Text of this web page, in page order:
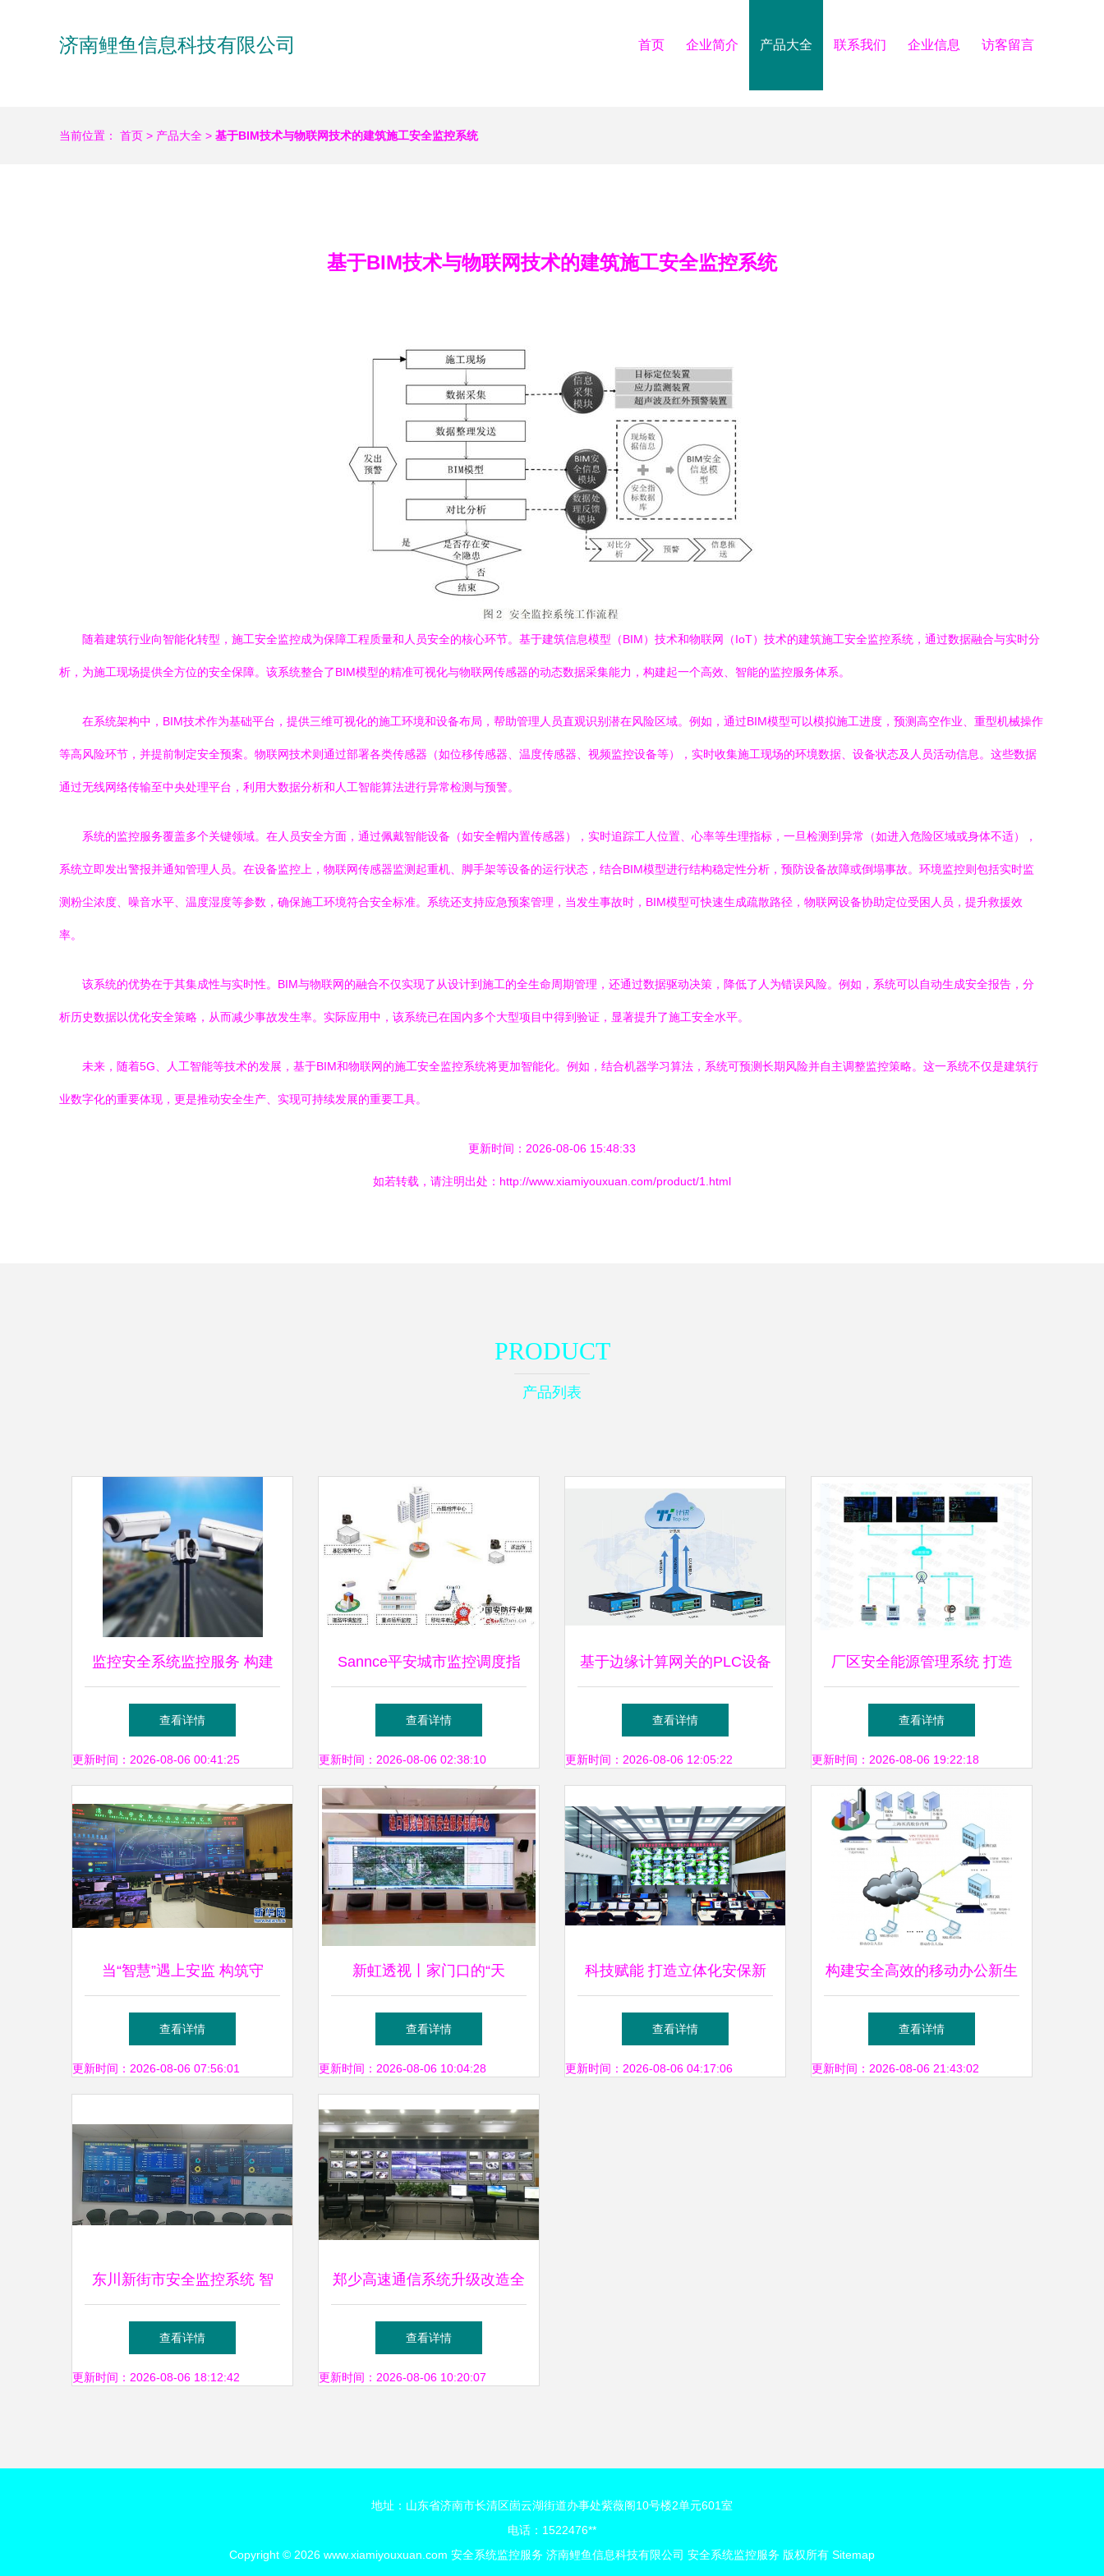
济南鲤鱼信息科技有限公司 首页 企业简介 产品大全 联系我们 企业信息 访客留言
当前位置： 首页 > 产品大全 > 基于BIM技术与物联网技术的建筑施工安全监控系统
基于BIM技术与物联网技术的建筑施工安全监控系统
随着建筑行业向智能化转型，施工安全监控成为保障工程质量和人员安全的核心环节。基于建筑信息模型（BIM）技术和物联网（IoT）技术的建筑施工安全监控系统，通过数据融合与实时分
析，为施工现场提供全方位的安全保障。该系统整合了BIM模型的精准可视化与物联网传感器的动态数据采集能力，构建起一个高效、智能的监控服务体系。
在系统架构中，BIM技术作为基础平台，提供三维可视化的施工环境和设备布局，帮助管理人员直观识别潜在风险区域。例如，通过BIM模型可以模拟施工进度，预测高空作业、重型机械操作
等高风险环节，并提前制定安全预案。物联网技术则通过部署各类传感器（如位移传感器、温度传感器、视频监控设备等），实时收集施工现场的环境数据、设备状态及人员活动信息。这些数据
通过无线网络传输至中央处理平台，利用大数据分析和人工智能算法进行异常检测与预警。
系统的监控服务覆盖多个关键领域。在人员安全方面，通过佩戴智能设备（如安全帽内置传感器），实时追踪工人位置、心率等生理指标，一旦检测到异常（如进入危险区域或身体不适），
系统立即发出警报并通知管理人员。在设备监控上，物联网传感器监测起重机、脚手架等设备的运行状态，结合BIM模型进行结构稳定性分析，预防设备故障或倒塌事故。环境监控则包括实时监
测粉尘浓度、噪音水平、温度湿度等参数，确保施工环境符合安全标准。系统还支持应急预案管理，当发生事故时，BIM模型可快速生成疏散路径，物联网设备协助定位受困人员，提升救援效
率。
该系统的优势在于其集成性与实时性。BIM与物联网的融合不仅实现了从设计到施工的全生命周期管理，还通过数据驱动决策，降低了人为错误风险。例如，系统可以自动生成安全报告，分
析历史数据以优化安全策略，从而减少事故发生率。实际应用中，该系统已在国内多个大型项目中得到验证，显著提升了施工安全水平。
未来，随着5G、人工智能等技术的发展，基于BIM和物联网的施工安全监控系统将更加智能化。例如，结合机器学习算法，系统可预测长期风险并自主调整监控策略。这一系统不仅是建筑行
业数字化的重要体现，更是推动安全生产、实现可持续发展的重要工具。
更新时间：2026-08-06 15:48:33
如若转载，请注明出处：http://www.xiamiyouxuan.com/product/1.html
PRODUCT
产品列表
监控安全系统监控服务 构建
全方位智能防护网络的关键
查看详情
更新时间：2026-08-06 00:41:25
Sannce平安城市监控调度指
挥系统 功能特点与应用分析
查看详情
更新时间：2026-08-06 02:38:10
基于边缘计算网关的PLC设备
远程监控与安全防护系统
查看详情
更新时间：2026-08-06 12:05:22
厂区安全能源管理系统 打造
高效、经济的园区综合能源服
务新模式
查看详情
更新时间：2026-08-06 19:22:18
当“智慧”遇上安监 构筑守
护“城市生命线”的安全监控系
统
查看详情
更新时间：2026-08-06 07:56:01
新虹透视丨家门口的“天
眼”！“智能防汛”监控系统为新
虹铸就“防水墙”
查看详情
更新时间：2026-08-06 10:04:28
科技赋能 打造立体化安保新
格局 ——江苏省淮安市保安
服务科技应用实践
查看详情
更新时间：2026-08-06 04:17:06
构建安全高效的移动办公新生
态 SSL VPN集成上网行为管
理解决方案
查看详情
更新时间：2026-08-06 21:43:02
东川新街市安全监控系统 智
慧守护，安心市场
查看详情
更新时间：2026-08-06 18:12:42
郑少高速通信系统升级改造全
面竣工，智能安全监控服务效
能倍增
查看详情
更新时间：2026-08-06 10:20:07
地址：山东省济南市长清区崮云湖街道办事处紫薇阁10号楼2单元601室
电话：1522476**
Copyright © 2026 www.xiamiyouxuan.com 安全系统监控服务 济南鲤鱼信息科技有限公司 安全系统监控服务 版权所有 Sitemap